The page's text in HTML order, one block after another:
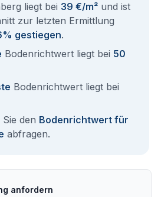
liegt bei 39 €/m² und ist
zur letzten Ermittlung
gestiegen.
Bodenrichtwert liegt bei 50
Bodenrichtwert liegt bei
den Bodenrichtwert für
abfragen.
anfordern